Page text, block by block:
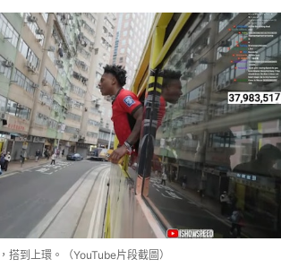
搭到上環。（YouTube片段截圖）